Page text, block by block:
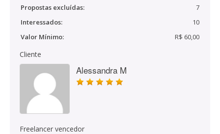
Propostas excluídas:
7
Interessados:
10
Valor Mínimo:
R$ 60,00
Cliente
Alessandra M
Freelancer vencedor